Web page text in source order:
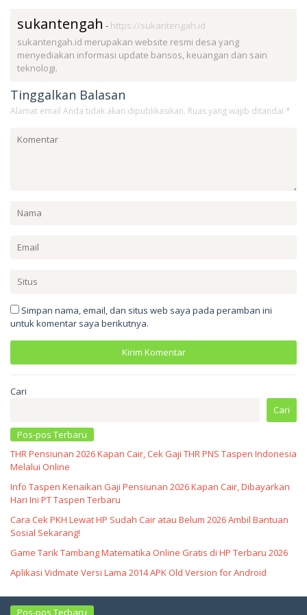
sukantengah - https://sukantengah.id
sukantengah.id merupakan website resmi desa yang
menyediakan informasi update bansos, keuangan dan sain
teknologi.
Tinggalkan Balasan
Alamat email Anda tidak akan dipublikasikan. Ruas yang wajib ditandai *
Simpan nama, email, dan situs web saya pada peramban ini
untuk komentar saya berikutnya.
Cari
Cari
Pos-pos Terbaru
THR Pensiunan 2026 Kapan Cair, Cek Gaji THR PNS Taspen Indonesia
Melalui Online
Info Taspen Kenaikan Gaji Pensiunan 2026 Kapan Cair, Dibayarkan
Hari Ini PT Taspen Terbaru
Cara Cek PKH Lewat HP Sudah Cair atau Belum 2026 Ambil Bantuan
Sosial Sekarang!
Game Tarik Tambang Matematika Online Gratis di HP Terbaru 2026
Aplikasi Vidmate Versi Lama 2014 APK Old Version for Android
Pos-pos Terbaru